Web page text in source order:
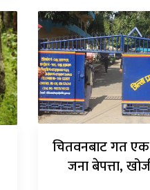
चितवनबाट गत एक
जना बेपत्ता,